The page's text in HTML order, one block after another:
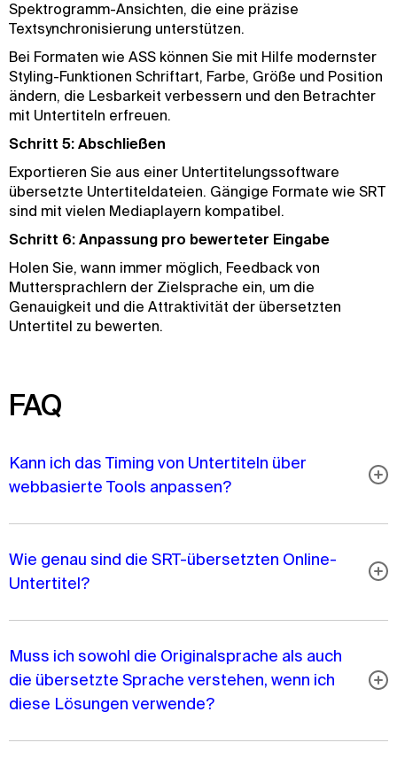
Spektrogramm-Ansichten, die eine präzise
Textsynchronisierung unterstützen.
Bei Formaten wie ASS können Sie mit Hilfe modernster
Styling-Funktionen Schriftart, Farbe, Größe und Position
ändern, die Lesbarkeit verbessern und den Betrachter
mit Untertiteln erfreuen.
Schritt 5: Abschließen
Exportieren Sie aus einer Untertitelungssoftware
übersetzte Untertiteldateien. Gängige Formate wie SRT
sind mit vielen Mediaplayern kompatibel.
Schritt 6: Anpassung pro bewerteter Eingabe
Holen Sie, wann immer möglich, Feedback von
Muttersprachlern der Zielsprache ein, um die
Genauigkeit und die Attraktivität der übersetzten
Untertitel zu bewerten.
FAQ
Kann ich das Timing von Untertiteln über
webbasierte Tools anpassen?
Wie genau sind die SRT-übersetzten Online-
Untertitel?
Muss ich sowohl die Originalsprache als auch
die übersetzte Sprache verstehen, wenn ich
diese Lösungen verwende?